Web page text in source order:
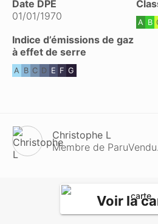
Date DPE
01/01/1970
A B
Indice d’émissions de gaz
à effet de serre
A B C D E F G
Christophe L
Membre de
Voir la